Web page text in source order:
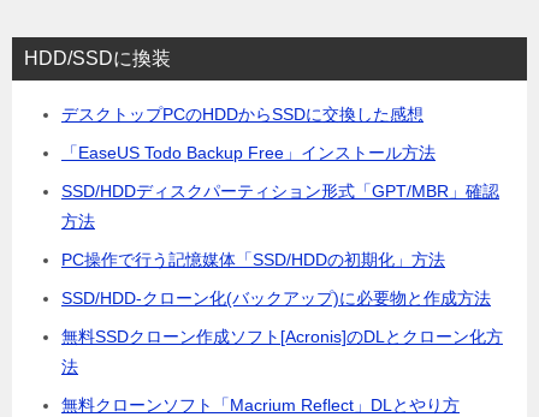
HDD/SSDに換装
デスクトップPCのHDDからSSDに交換した感想
「EaseUS Todo Backup Free」インストール方法
SSD/HDDディスクパーティション形式「GPT/MBR」確認
方法
PC操作で行う記憶媒体「SSD/HDDの初期化」方法
SSD/HDD-クローン化(バックアップ)に必要物と作成方法
無料SSDクローン作成ソフト[Acronis]のDLとクローン化方
法
無料クローンソフト「Macrium Reflect」DLとやり方